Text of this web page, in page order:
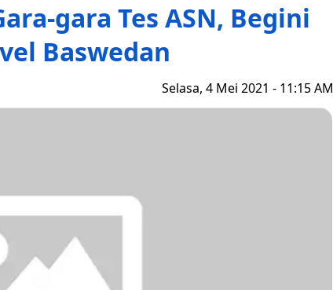
gara Tes ASN, Begini
Baswedan
Selasa, 4 Mei 2021 - 11:15 AM